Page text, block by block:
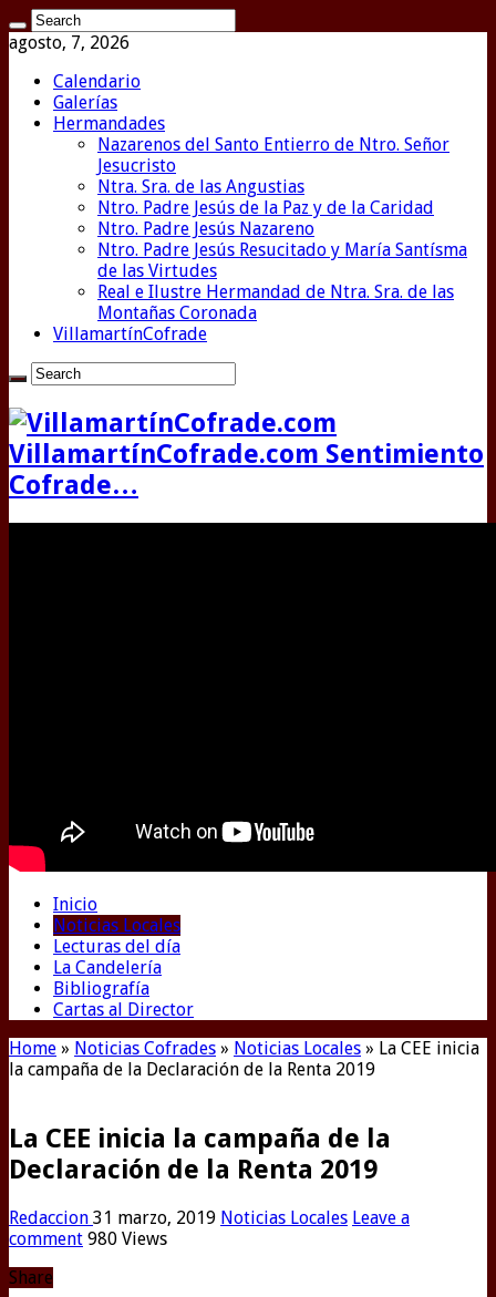
agosto, 7, 2026
Calendario
Galerías
Hermandades
Nazarenos del Santo Entierro de Ntro. Señor
Jesucristo
Ntra. Sra. de las Angustias
Ntro. Padre Jesús de la Paz y de la Caridad
Ntro. Padre Jesús Nazareno
Ntro. Padre Jesús Resucitado y María Santísma
de las Virtudes
Real e Ilustre Hermandad de Ntra. Sra. de las
Montañas Coronada
VillamartínCofrade
VillamartínCofrade.com Sentimiento
Cofrade…
Inicio
Noticias Locales
Lecturas del día
La Candelería
Bibliografía
Cartas al Director
Home » Noticias Cofrades » Noticias Locales » La CEE inicia
la campaña de la Declaración de la Renta 2019
La CEE inicia la campaña de la
Declaración de la Renta 2019
Redaccion 31 marzo, 2019 Noticias Locales Leave a
comment 980 Views
Share